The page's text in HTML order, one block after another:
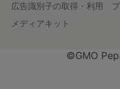
広告識別子の取得・利用
メディアキット
©GMO